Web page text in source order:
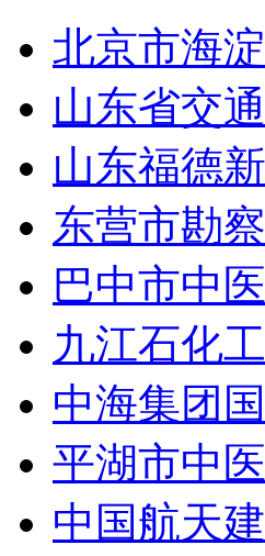
北京市海
山东省交
山东福德
东营市勘
巴中市中
九江石化
中海集团
平湖市中
中国航天